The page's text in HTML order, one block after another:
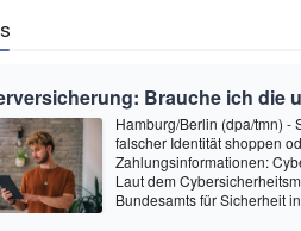
Brauche ich die
Hamburg/Berlin (dpa/tmn) -
falscher Identität shoppen
Zahlungsinformationen:
Laut dem
Bundesamts für Sicherheit